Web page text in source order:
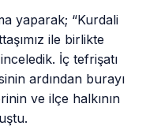
yaparak; “Kurdali
ile birlikte
İç tefrişatı
ardından burayı
ve ilçe halkının